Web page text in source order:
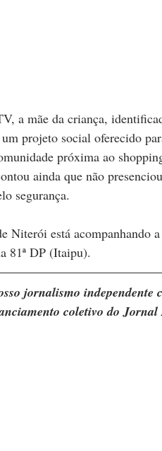
a mãe da criança,
projeto social oferecido
próxima ao
ainda que não
segurança.
Niterói está acompanhando
81ª DP (Itaipu).
jornalismo
coletivo do